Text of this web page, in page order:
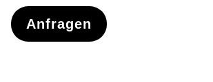
Anfragen